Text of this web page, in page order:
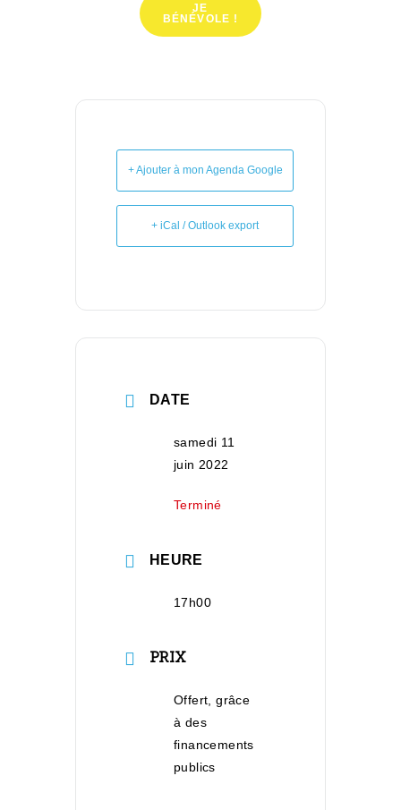
JE
BÉNÉVOLE !
+ Ajouter à mon Agenda Google
+ iCal / Outlook export
DATE
samedi 11
juin 2022
Terminé
HEURE
17h00
PRIX
Offert, grâce
à des
financements
publics